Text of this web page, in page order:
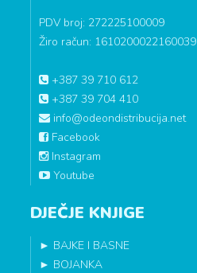
PDV broj: 272225100009
Žiro račun: 1610200022160039
+387 39 710 612
+387 39 704 410
info@odeondistribucija.net
Facebook
Instagram
Youtube
DJEČJE KNJIGE
► BAJKE I BASNE
► BOJANKA